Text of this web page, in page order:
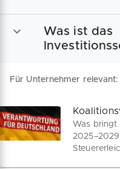
Was ist das
Für Unternehmer
Was bringt